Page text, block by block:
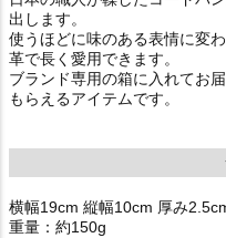
出します。
使うほどに味のある表情に変
革で長く愛用できます。
ブランド専用の箱に入れてお
もらえるアイテムです。
横幅19cm 縦幅10cm 厚み
重量：約150g